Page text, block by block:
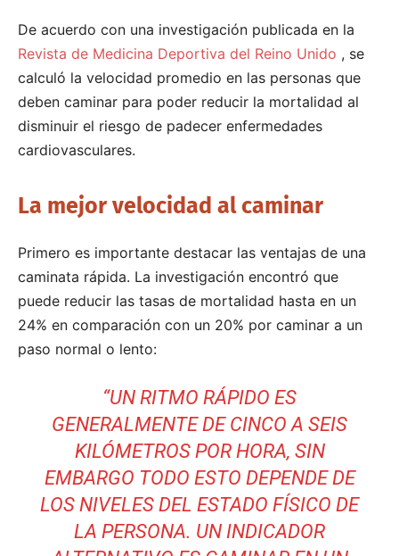
De acuerdo con una investigación publicada en la
Revista de Medicina Deportiva del Reino Unido , se
calculó la velocidad promedio en las personas que
deben caminar para poder reducir la mortalidad al
disminuir el riesgo de padecer enfermedades
cardiovasculares.
La mejor velocidad al caminar
Primero es importante destacar las ventajas de una
caminata rápida. La investigación encontró que
puede reducir las tasas de mortalidad hasta en un
24% en comparación con un 20% por caminar a un
paso normal o lento:
“UN RITMO RÁPIDO ES
GENERALMENTE DE CINCO A SEIS
KILÓMETROS POR HORA, SIN
EMBARGO TODO ESTO DEPENDE DE
LOS NIVELES DEL ESTADO FÍSICO DE
LA PERSONA. UN INDICADOR